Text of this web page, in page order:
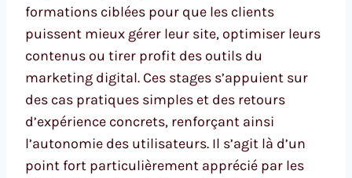
formations ciblées pour que les clients
puissent mieux gérer leur site, optimiser leurs
contenus ou tirer profit des outils du
marketing digital. Ces stages s’appuient sur
des cas pratiques simples et des retours
d’expérience concrets, renforçant ainsi
l’autonomie des utilisateurs. Il s’agit là d’un
point fort particulièrement apprécié par les